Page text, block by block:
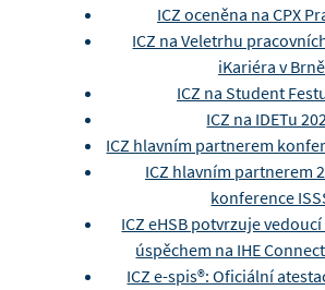
ICZ oceněna na CPX
ICZ na Veletrhu
iKariéra v Brně
ICZ na Student
ICZ na IDETu
ICZ hlavním partnerem
ICZ hlavním partnerem
konference
ICZ eHSB potvrzuje
úspěchem na IHE
ICZ e-spis®: Oficiální